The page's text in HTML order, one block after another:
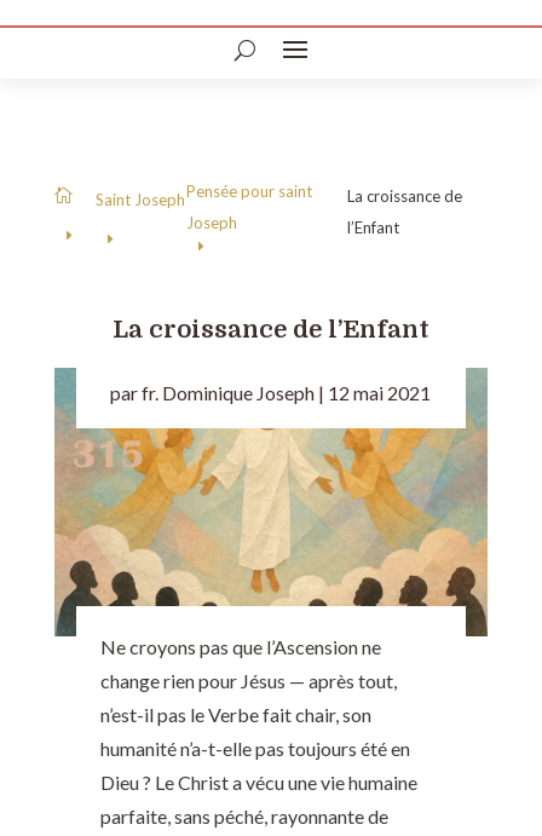
 Saint JosephPensée pour saint
Joseph
La croissance de
l’Enfant
La croissance de l’Enfant
parfr. Dominique Joseph | 12 mai 2021
Ne croyons pas que l’Ascension ne
change rien pour Jésus — après tout,
n’est-il pas le Verbe fait chair, son
humanité n’a-t-elle pas toujours été en
Dieu ? Le Christ a vécu une vie humaine
parfaite, sans péché, rayonnante de